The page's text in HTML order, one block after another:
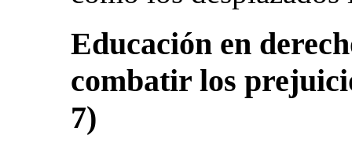
Educación en
combatir los
7)